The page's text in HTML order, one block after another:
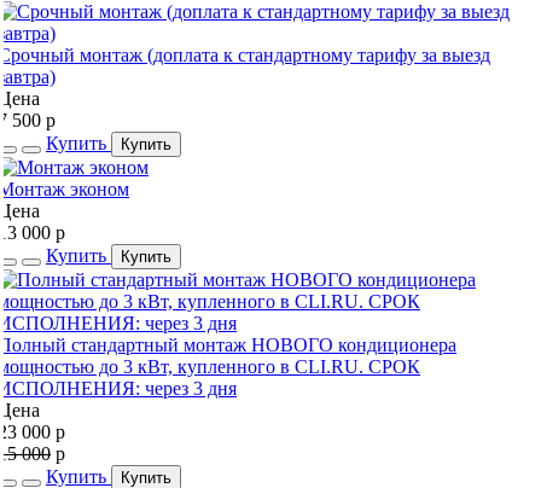
монтаж (доплата к стандартному тарифу за выезд
500 p
Купить
Купить
эконом
000 p
Купить
Купить
стандартный монтаж НОВОГО кондиционера
до 3 кВт, купленного в CLI.RU. СРОК
через 3 дня
000 p
000 p
Купить
Купить